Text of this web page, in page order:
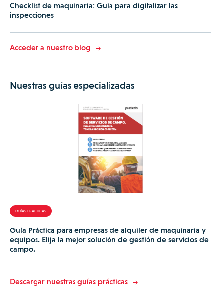
Checklist de maquinaria: Guia para digitalizar las
inspecciones
Acceder a nuestro blog
Nuestras guías especializadas
GUÍAS PRACTICAS
Guía Práctica para empresas de alquiler de maquinaria y
equipos. Elija la mejor solución de gestión de servicios de
campo.
Descargar nuestras guías prácticas